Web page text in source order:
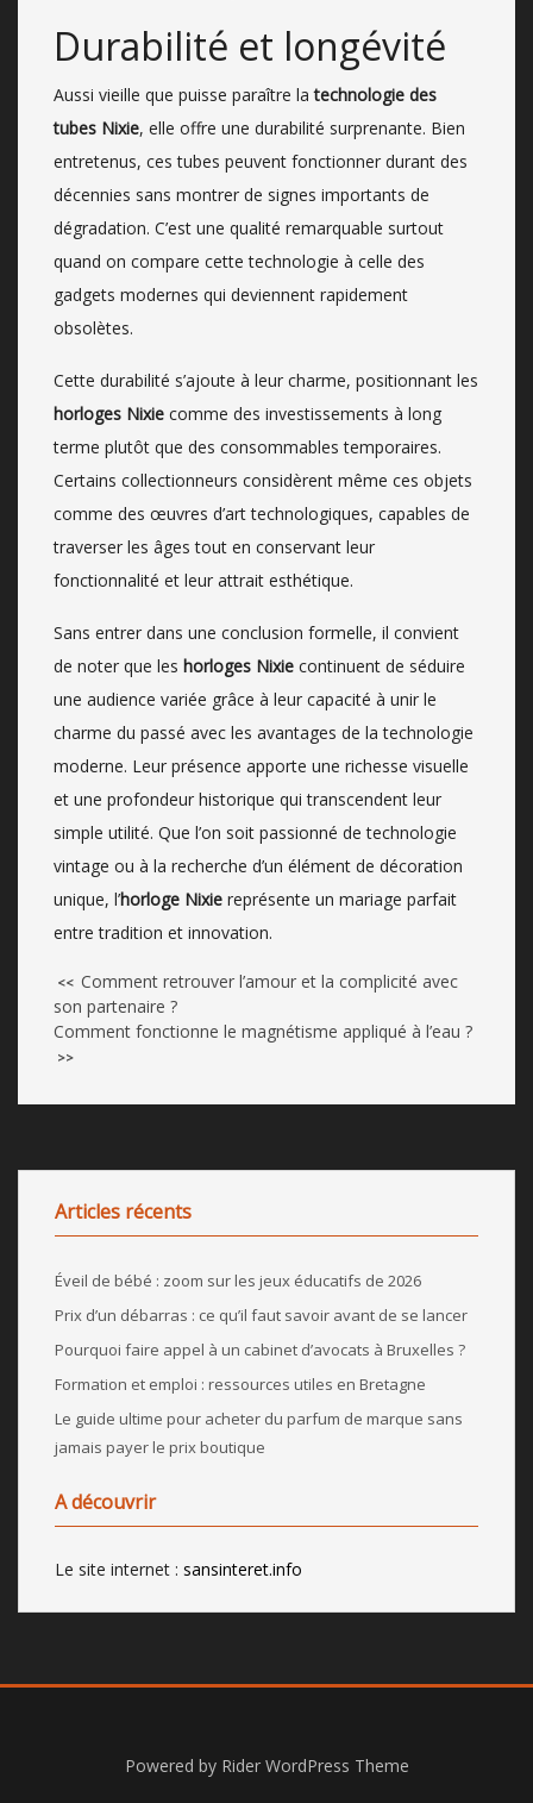
Durabilité et longévité
Aussi vieille que puisse paraître latechnologie des
tubes Nixie, elle offre une durabilité surprenante. Bien
entretenus, ces tubes peuvent fonctionner durant des
décennies sans montrer de signes importants de
dégradation. C’est une qualité remarquable surtout
quand on compare cette technologie à celle des
gadgets modernes qui deviennent rapidement
obsolètes.
Cette durabilité s’ajoute à leur charme, positionnant les
horloges Nixie comme des investissements à long
terme plutôt que des consommables temporaires.
Certains collectionneurs considèrent même ces objets
comme des œuvres d’art technologiques, capables de
traverser les âges tout en conservant leur
fonctionnalité et leur attrait esthétique.
Sans entrer dans une conclusion formelle, il convient
de noter que les horloges Nixie continuent de séduire
une audience variée grâce à leur capacité à unir le
charme du passé avec les avantages de la technologie
moderne. Leur présence apporte une richesse visuelle
et une profondeur historique qui transcendent leur
simple utilité. Que l’on soit passionné de technologie
vintage ou à la recherche d’un élément de décoration
unique, l’horloge Nixie représente un mariage parfait
entre tradition et innovation.
<< Comment retrouver l’amour et la complicité avec
son partenaire ?
Comment fonctionne le magnétisme appliqué à l’eau ?
>>
Articles récents
Éveil de bébé : zoom sur les jeux éducatifs de 2026
Prix d’un débarras : ce qu’il faut savoir avant de se lancer
Pourquoi faire appel à un cabinet d’avocats à Bruxelles ?
Formation et emploi : ressources utiles en Bretagne
Le guide ultime pour acheter du parfum de marque sans
jamais payer le prix boutique
A découvrir
Le site internet : sansinteret.info
Powered by Rider WordPress Theme